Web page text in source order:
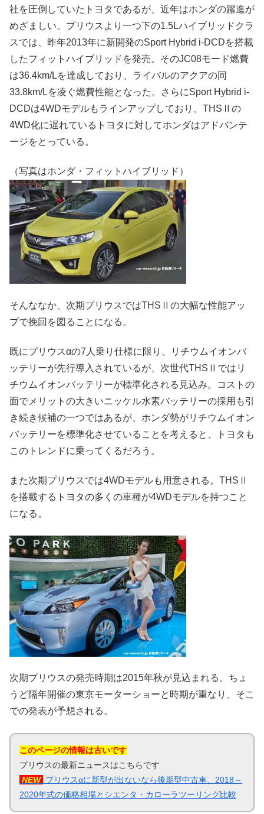
社を圧倒していたトヨタであるが、近年はホンダの躍進が
めざましい。プリウスより一つ下の1.5Lハイブリッドクラ
スでは、昨年2013年に新開発のSport Hybrid i-DCDを搭載
したフィットハイブリッドを発売。そのJC08モード燃費
は36.4km/Lを達成しており、ライバルのアクアの同
33.8km/Lを凌ぐ燃費性能となった。さらにSport Hybrid i-
DCDは4WDモデルもラインアップしており、THSⅡの
4WD化に遅れているトヨタに対してホンダはアドバンテ
ージをとっている。
（写真はホンダ・フィットハイブリッド）
そんななか、次期プリウスではTHSⅡの大幅な性能アッ
プで挽回を図ることになる。
既にプリウスαの7人乗り仕様に限り、リチウムイオンバ
ッテリーが先行導入されているが、次世代THSⅡではリ
チウムイオンバッテリーが標準化される見込み。コストの
面でメリットの大きいニッケル水素バッテリーの採用も引
き続き候補の一つではあるが、ホンダ勢がリチウムイオン
バッテリーを標準化させていることを考えると、トヨタも
このトレンドに乗ってくるだろう。
また次期プリウスでは4WDモデルも用意される。THSⅡ
を搭載するトヨタの多くの車種が4WDモデルを持つこと
になる。
次期プリウスの発売時期は2015年秋が見込まれる。ちょ
うど隔年開催の東京モーターショーと時期が重なり、そこ
での発表が予想される。
このページの情報は古いです
プリウスの最新ニュースはこちらです
NEW プリウスαに新型が出ないなら後期型中古車、2018～
2020年式の価格相場とシエンタ・カローラツーリング比較